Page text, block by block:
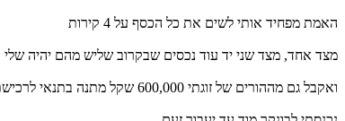
האמת מפחיד אותי לשים את כל הכסף על 4 קירות
מצד אחד, מצד שני יד עוד נכסים שבקרוב שליש מהם יהיה
ואקבל גם מההורים של זוגתי 600,000 שקל מתנה בתנאי לרכישת דירה..